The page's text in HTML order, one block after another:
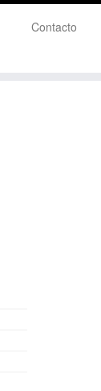
Contacto